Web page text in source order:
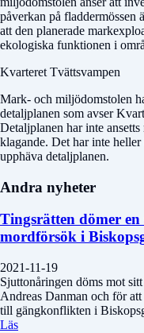
påverkan på
att den planerade
ekologiska funktionen i
Kvarteret Tvättsvampen
Mark- och miljödomstolen
detaljplanen som avser
Detaljplanen har inte
klagande. Det har inte
upphäva detaljplanen.
Andra nyheter
Tingsrätten dömer
mordförsök i
2021-11-19
Sjuttonåringen döms mot
Andreas Danman och för
till gängkonflikten i
Läs